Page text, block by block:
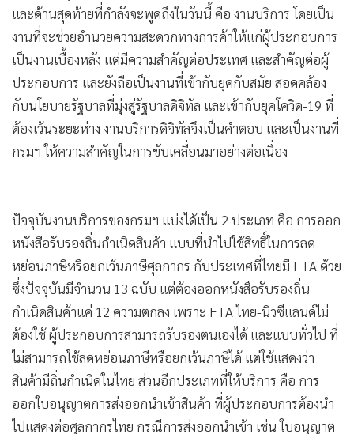
และด้านสุดท้ายที่กำลังจะพูดถึงในวันนี้ คือ งานบริการ โดยเป็น
งานที่จะช่วยอำนวยความสะดวกทางการค้าให้แก่ผู้ประกอบการ
เป็นงานเบื้องหลัง แต่มีความสำคัญต่อประเทศ และสำคัญต่อผู้
ประกอบการ และยังถือเป็นงานที่เข้ากับยุคกับสมัย สอดคล้อง
กับนโยบายรัฐบาลที่มุ่งสู่รัฐบาลดิจิทัล และเข้ากับยุคโควิด-19 ที่
ต้องเว้นระยะห่าง งานบริการดิจิทัลจึงเป็นคำตอบ และเป็นงานที่
กรมฯ ให้ความสำคัญในการขับเคลื่อนมาอย่างต่อเนื่อง
ปัจจุบันงานบริการของกรมฯ แบ่งได้เป็น 2 ประเภท คือ การออก
หนังสือรับรองถิ่นกำเนิดสินค้า แบบที่นำไปใช้สิทธิ์ในการลด
หย่อนภาษีหรือยกเว้นภาษีศุลกากร กับประเทศที่ไทยมี FTA ด้วย
ซึ่งปัจจุบันมีจำนวน 13 ฉบับ แต่ต้องออกหนังสือรับรองถิ่น
กำเนิดสินค้าแค่ 12 ความตกลง เพราะ FTA ไทย-นิวซีแลนด์ไม่
ต้องใช้ ผู้ประกอบการสามารถรับรองตนเองได้ และแบบทั่วไป ที่
ไม่สามารถใช้ลดหย่อนภาษีหรือยกเว้นภาษีได้ แต่ใช้แสดงว่า
สินค้ามีถิ่นกำเนิดในไทย ส่วนอีกประเภทที่ให้บริการ คือ การ
ออกใบอนุญาตการส่งออกนำเข้าสินค้า ที่ผู้ประกอบการต้องนำ
ไปแสดงต่อศุลกากรไทย กรณีการส่งออกนำเข้า เช่น ใบอนุญาต